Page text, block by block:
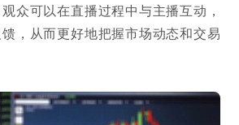
众可以在直播过程中与主播互动，
，从而更好地把握市场动态和交易